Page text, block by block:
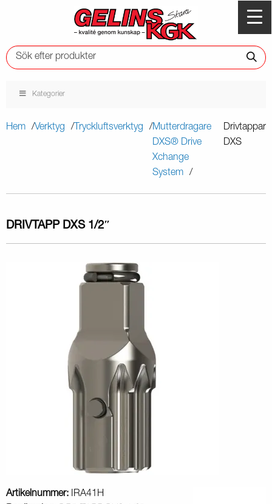
Kategorier
Hem Verktyg Tryckluftsverktyg
Mutterdragare
DXS® Drive
Xchange
System
Drivtappar
DXS
DRIVTAPP DXS 1/2″
Artikelnummer: IRA41H